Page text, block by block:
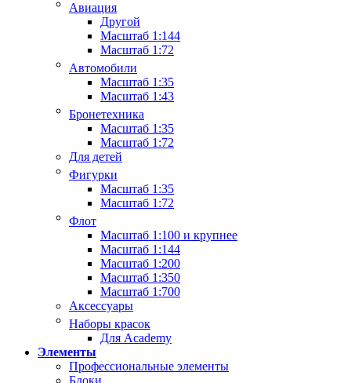
Авиация
Другой
Масштаб 1:144
Масштаб 1:72
Автомобили
Масштаб 1:35
Масштаб 1:43
Бронетехника
Масштаб 1:35
Масштаб 1:72
Для детей
Фигурки
Масштаб 1:35
Масштаб 1:72
Флот
Масштаб 1:100 и крупнее
Масштаб 1:144
Масштаб 1:200
Масштаб 1:350
Масштаб 1:700
Аксессуары
Наборы красок
Для Academy
Элементы
Профессиональные элементы
Блоки